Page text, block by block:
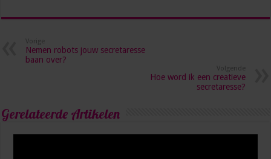
Vorige
Nemen robots jouw secretaresse
baan over?
Volgende
Hoe word ik een creatieve
secretaresse?
Gerelateerde Artikelen